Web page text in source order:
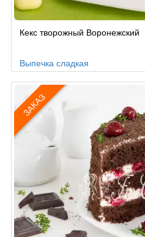
поКекс творожный Воронежский
Выпечка сладкая
ЗАКАЗ